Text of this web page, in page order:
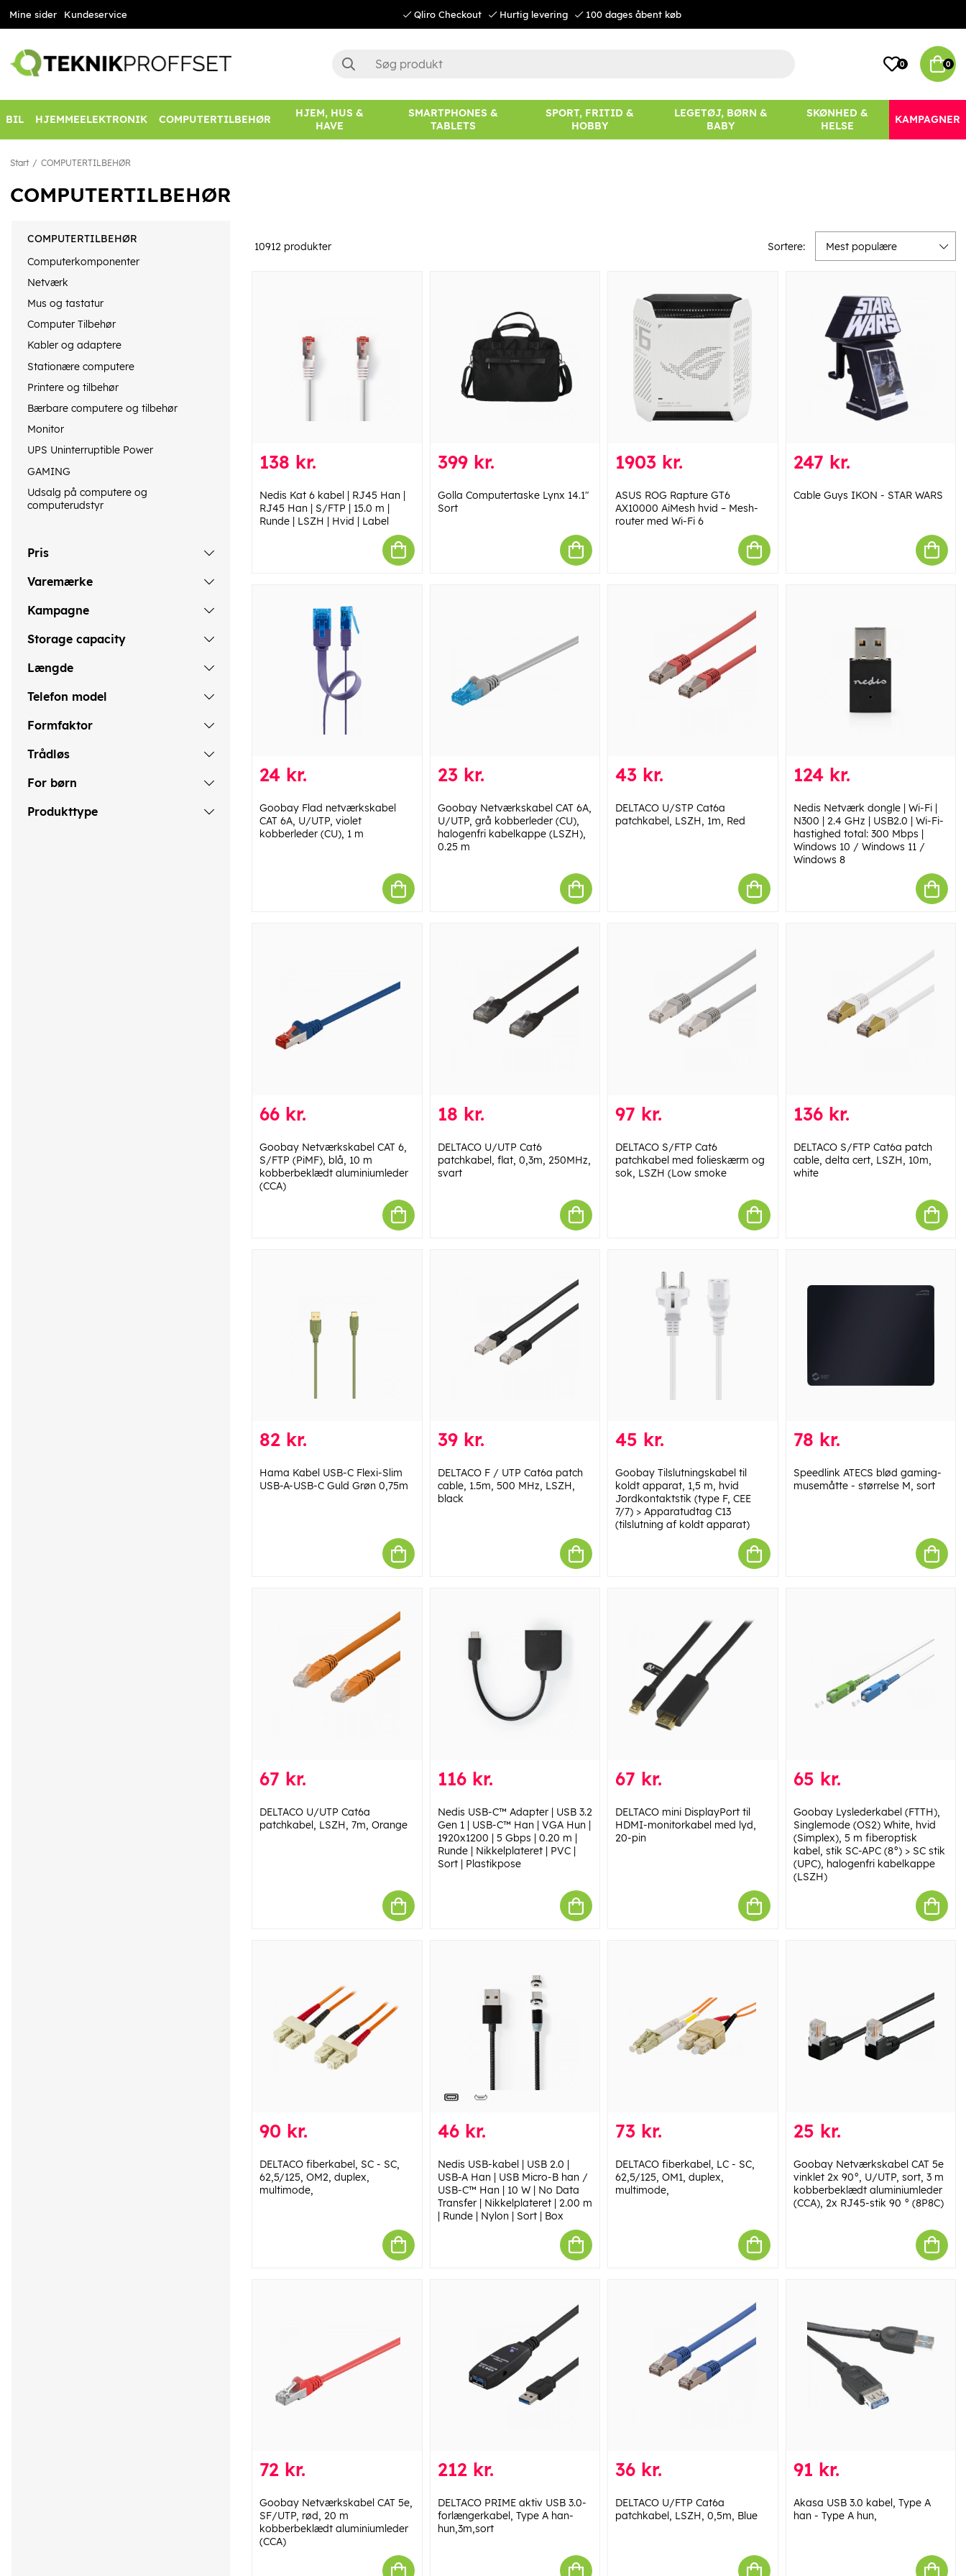
Mine sider Kundeservice Qliro Checkout Hurtig levering 100 dages åbent køb
0 0
BIL HJEMMEELEKTRONIK COMPUTERTILBEHØR
HJEM, HUS &
HAVE
SMARTPHONES &
TABLETS
SPORT, FRITID &
HOBBY
LEGETØJ, BØRN &
BABY
SKØNHED &
HELSE
KAMPAGNER
Start COMPUTERTILBEHØR
COMPUTERTILBEHØR
COMPUTERTILBEHØR
Computerkomponenter
Netværk
Mus og tastatur
Computer Tilbehør
Kabler og adaptere
Stationære computere
Printere og tilbehør
Bærbare computere og tilbehør
Monitor
UPS Uninterruptible Power
GAMING
Udsalg på computere og
computerudstyr
Pris
Varemærke
Kampagne
Storage capacity
Længde
Telefon model
Formfaktor
Trådløs
For børn
Produkttype
10912 produkter Sortere: Mest populære
138 kr.
Nedis Kat 6 kabel | RJ45 Han |
RJ45 Han | S/FTP | 15.0 m |
Runde | LSZH | Hvid | Label
399 kr.
Golla Computertaske Lynx 14.1"
Sort
1903 kr.
ASUS ROG Rapture GT6
AX10000 AiMesh hvid – Mesh-
router med Wi-Fi 6
247 kr.
Cable Guys IKON - STAR WARS
24 kr.
Goobay Flad netværkskabel
CAT 6A, U/UTP, violet
kobberleder (CU), 1 m
23 kr.
Goobay Netværkskabel CAT 6A,
U/UTP, grå kobberleder (CU),
halogenfri kabelkappe (LSZH),
0.25 m
43 kr.
DELTACO U/STP Cat6a
patchkabel, LSZH, 1m, Red
124 kr.
Nedis Netværk dongle | Wi-Fi |
N300 | 2.4 GHz | USB2.0 | Wi-Fi-
hastighed total: 300 Mbps |
Windows 10 / Windows 11 /
Windows 8
66 kr.
Goobay Netværkskabel CAT 6,
S/FTP (PiMF), blå, 10 m
kobberbeklædt aluminiumleder
(CCA)
18 kr.
DELTACO U/UTP Cat6
patchkabel, flat, 0,3m, 250MHz,
svart
97 kr.
DELTACO S/FTP Cat6
patchkabel med folieskærm og
sok, LSZH (Low smoke
136 kr.
DELTACO S/FTP Cat6a patch
cable, delta cert, LSZH, 10m,
white
82 kr.
Hama Kabel USB-C Flexi-Slim
USB-A-USB-C Guld Grøn 0,75m
39 kr.
DELTACO F / UTP Cat6a patch
cable, 1.5m, 500 MHz, LSZH,
black
45 kr.
Goobay Tilslutningskabel til
koldt apparat, 1,5 m, hvid
Jordkontaktstik (type F, CEE
7/7) > Apparatudtag C13
(tilslutning af koldt apparat)
78 kr.
Speedlink ATECS blød gaming-
musemåtte - størrelse M, sort
67 kr.
DELTACO U/UTP Cat6a
patchkabel, LSZH, 7m, Orange
116 kr.
Nedis USB-C™ Adapter | USB 3.2
Gen 1 | USB-C™ Han | VGA Hun |
1920x1200 | 5 Gbps | 0.20 m |
Runde | Nikkelplateret | PVC |
Sort | Plastikpose
67 kr.
DELTACO mini DisplayPort til
HDMI-monitorkabel med lyd,
20-pin
65 kr.
Goobay Lyslederkabel (FTTH),
Singlemode (OS2) White, hvid
(Simplex), 5 m fiberoptisk
kabel, stik SC-APC (8°) > SC stik
(UPC), halogenfri kabelkappe
(LSZH)
90 kr.
DELTACO fiberkabel, SC - SC,
62,5/125, OM2, duplex,
multimode,
46 kr.
Nedis USB-kabel | USB 2.0 |
USB-A Han | USB Micro-B han /
USB-C™ Han | 10 W | No Data
Transfer | Nikkelplateret | 2.00 m
| Runde | Nylon | Sort | Box
73 kr.
DELTACO fiberkabel, LC - SC,
62,5/125, OM1, duplex,
multimode,
25 kr.
Goobay Netværkskabel CAT 5e
vinklet 2x 90°, U/UTP, sort, 3 m
kobberbeklædt aluminiumleder
(CCA), 2x RJ45-stik 90 ° (8P8C)
72 kr.
Goobay Netværkskabel CAT 5e,
SF/UTP, rød, 20 m
kobberbeklædt aluminiumleder
(CCA)
212 kr.
DELTACO PRIME aktiv USB 3.0-
forlængerkabel, Type A han-
hun,3m,sort
36 kr.
DELTACO U/FTP Cat6a
patchkabel, LSZH, 0,5m, Blue
91 kr.
Akasa USB 3.0 kabel, Type A
han - Type A hun,